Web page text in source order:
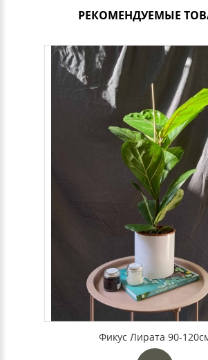
РЕКОМЕНДУЕМЫЕ
Фикус Лирата 90-